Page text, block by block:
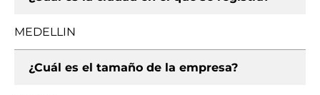
MEDELLIN
¿Cuál es el tamaño de la empresa?